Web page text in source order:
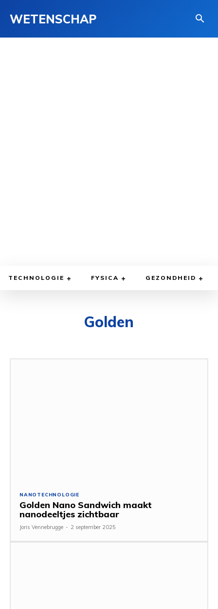
WETENSCHAP
TECHNOLOGIE FYSICA GEZONDHEID
Golden
NANOTECHNOLOGIE
Golden Nano Sandwich maakt
nanodeeltjes zichtbaar
Joris Vennebrugge - 2 september 2025